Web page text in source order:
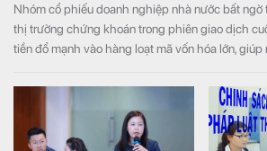
Nhóm cổ phiếu doanh nghiệp nhà nước bất ngờ
thị trường chứng khoán trong phiên giao dịch
tiền đổ mạnh vào hàng loạt mã vốn hóa lớn,
trong sắc đỏ.